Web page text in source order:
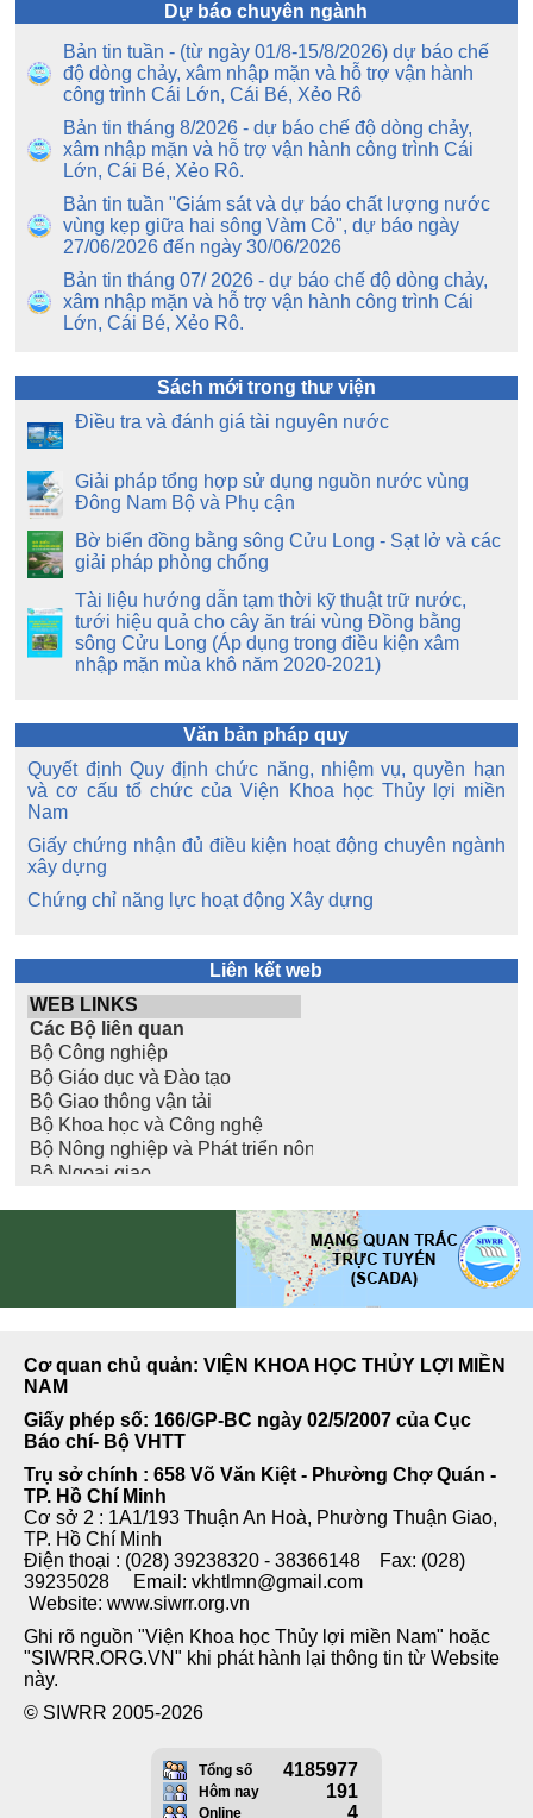
Dự báo chuyên ngành
Bản tin tuần - (từ ngày 01/8-15/8/2026) dự báo chế
độ dòng chảy, xâm nhập mặn và hỗ trợ vận hành
công trình Cái Lớn, Cái Bé, Xẻo Rô
Bản tin tháng 8/2026 - dự báo chế độ dòng chảy,
xâm nhập mặn và hỗ trợ vận hành công trình Cái
Lớn, Cái Bé, Xẻo Rô.
Bản tin tuần "Giám sát và dự báo chất lượng nước
vùng kẹp giữa hai sông Vàm Cỏ", dự báo ngày
27/06/2026 đến ngày 30/06/2026
Bản tin tháng 07/ 2026 - dự báo chế độ dòng chảy,
xâm nhập mặn và hỗ trợ vận hành công trình Cái
Lớn, Cái Bé, Xẻo Rô.
Sách mới trong thư viện
Điều tra và đánh giá tài nguyên nước
Giải pháp tổng hợp sử dụng nguồn nước vùng
Đông Nam Bộ và Phụ cận
Bờ biển đồng bằng sông Cửu Long - Sạt lở và các
giải pháp phòng chống
Tài liệu hướng dẫn tạm thời kỹ thuật trữ nước,
tưới hiệu quả cho cây ăn trái vùng Đồng bằng
sông Cửu Long (Áp dụng trong điều kiện xâm
nhập mặn mùa khô năm 2020-2021)
Văn bản pháp quy
Quyết định Quy định chức năng, nhiệm vụ, quyền hạn
và cơ cấu tổ chức của Viện Khoa học Thủy lợi miền
Nam
Giấy chứng nhận đủ điều kiện hoạt động chuyên ngành
xây dựng
Chứng chỉ năng lực hoạt động Xây dựng
Liên kết web
Cơ quan chủ quản: VIỆN KHOA HỌC THỦY LỢI MIỀN
NAM
Giấy phép số: 166/GP-BC ngày 02/5/2007 của Cục
Báo chí- Bộ VHTT
Trụ sở chính : 658 Võ Văn Kiệt - Phường Chợ Quán -
TP. Hồ Chí Minh
Cơ sở 2 : 1A1/193 Thuận An Hoà, Phường Thuận Giao,
TP. Hồ Chí Minh
Điện thoại : (028) 39238320 - 38366148 Fax: (028)
39235028 Email: vkhtlmn@gmail.com
Website: www.siwrr.org.vn
Ghi rõ nguồn "Viện Khoa học Thủy lợi miền Nam" hoặc
"SIWRR.ORG.VN" khi phát hành lại thông tin từ Website
này.
© SIWRR 2005-2026
Tổng số 4185977
Hôm nay 191
Online 4